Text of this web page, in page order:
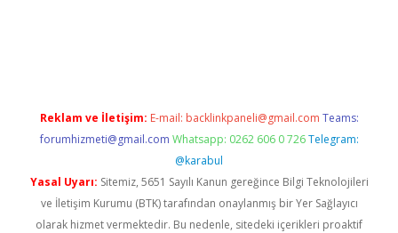
Reklam ve İletişim: E-mail: backlinkpaneli@gmail.com Teams:
forumhizmeti@gmail.com Whatsapp: 0262 606 0 726 Telegram:
@karabul
Yasal Uyarı: Sitemiz, 5651 Sayılı Kanun gereğince Bilgi Teknolojileri
ve İletişim Kurumu (BTK) tarafından onaylanmış bir Yer Sağlayıcı
olarak hizmet vermektedir. Bu nedenle, sitedeki içerikleri proaktif